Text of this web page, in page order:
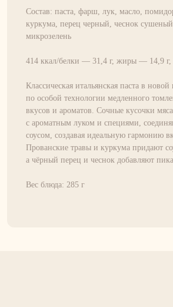
Состав: паста, фарш, лук, масло,
куркума, перец черный, чеснок
микрозелень
414 ккал/белки — 31,4 г, жиры — 14,9
Классическая итальянская паста в
по особой технологии медленного
вкусов и ароматов. Сочные кусочки
с ароматным луком и специями,
соусом, создавая идеальную гармонию
Прованские травы и куркума придают
а чёрный перец и чеснок добавляют
Вес блюда: 285 г